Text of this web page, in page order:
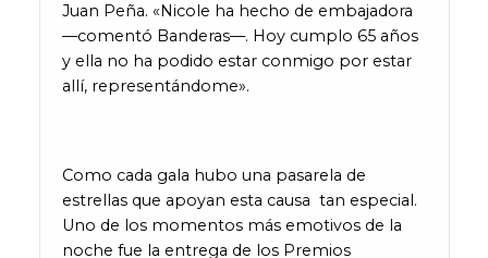
Juan Peña. «Nicole ha hecho de embajadora
—comentó Banderas—. Hoy cumplo 65 años
y ella no ha podido estar conmigo por estar
allí, representándome».
Como cada gala hubo una pasarela de
estrellas que apoyan esta causa tan especial.
Uno de los momentos más emotivos de la
noche fue la entrega de los Premios